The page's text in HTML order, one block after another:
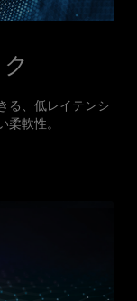
る、低レイテンシ
軟性。